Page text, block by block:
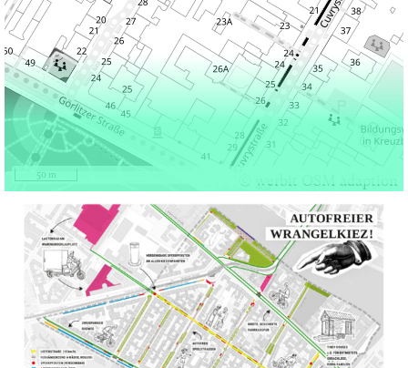
© werbit OSM adaption
50 m